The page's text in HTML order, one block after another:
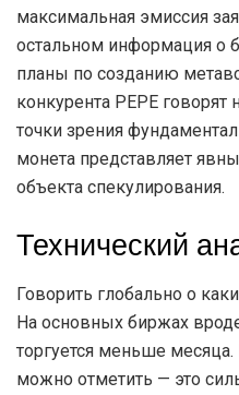
максимальная эмиссия
остальном информация о
планы по созданию
конкурента PEPE говорят
точки зрения
монета представляет
объекта спекулирования.
Технический
Говорить глобально о
На основных биржах
торгуется меньше месяца.
можно отметить — это